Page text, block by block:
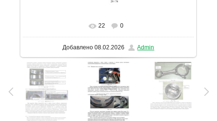
В реальном размере 1131x1600
22 0
Добавлено 08.02.2026 Admin